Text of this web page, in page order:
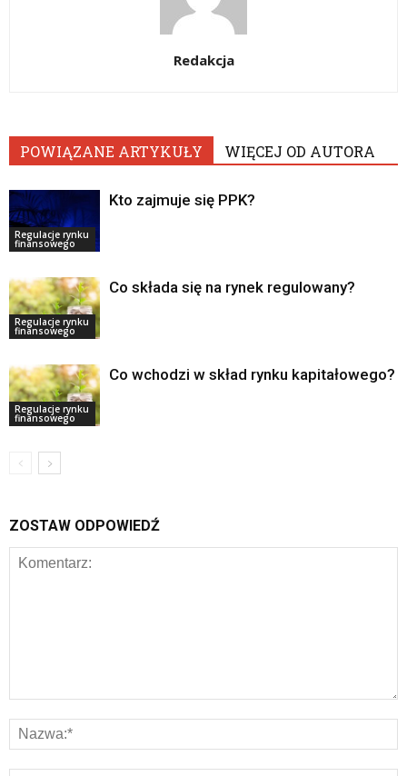
Redakcja
POWIĄZANE ARTYKUŁY WIĘCEJ OD AUTORA
Regulacje rynku
finansowego
Kto zajmuje się PPK?
Regulacje rynku
finansowego
Co składa się na rynek regulowany?
Regulacje rynku
finansowego
Co wchodzi w skład rynku kapitałowego?
ZOSTAW ODPOWIEDŹ